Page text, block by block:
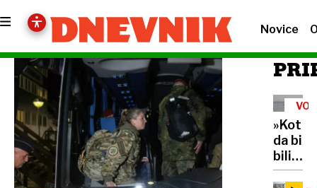
Novice
V
»Kot
da bi
bili v